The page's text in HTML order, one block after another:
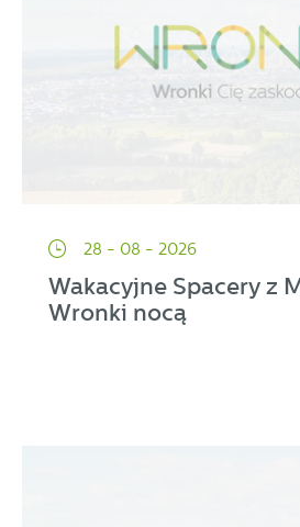
28 - 08 - 2026
Wakacyjne Spacery z
Wronki nocą